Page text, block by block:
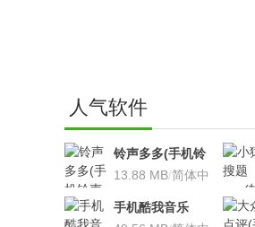
人气软件
铃声多多(手机铃
声软件)v8.7.66 安
13.88 MB/简体中
手机酷我音乐